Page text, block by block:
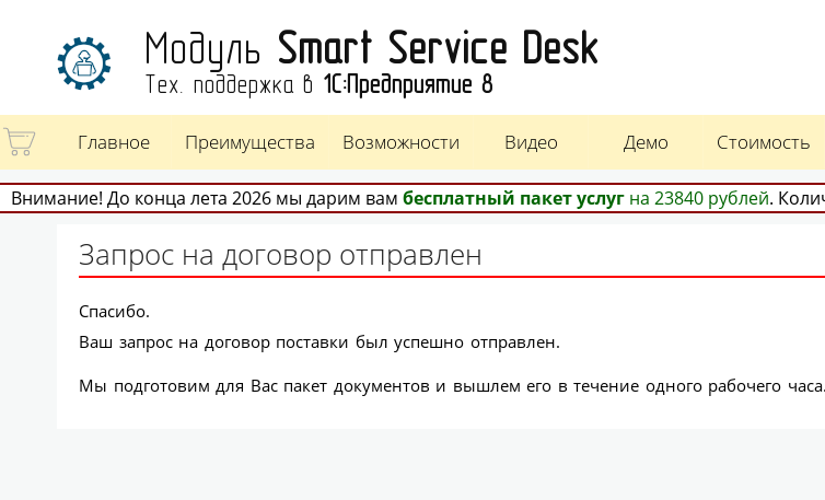
Модуль Smart Service Desk
Тех. поддержка в 1С:Предприятие 8
Главное Преимущества Возможности Видео Демо Стоимость
Внимание! До конца лета 2026 мы дарим вамбесплатный пакет услуг на 23840 рублей.
Запрос на договор отправлен
Спасибо.
Ваш запрос на договор поставки был успешно отправлен.
Мы подготовим для Вас пакет документов и вышлем его в течение одного рабочего часа.